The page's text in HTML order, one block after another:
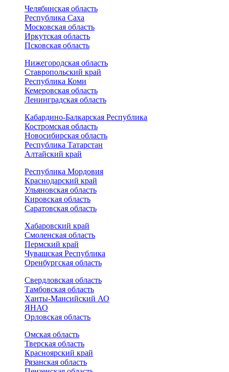
Челябинская область
Республика Саха
Московская область
Иркутская область
Псковская область
Нижегородская область
Ставропольский край
Республика Коми
Кемеровская область
Ленинградская область
Кабардино-Балкарская Республика
Костромская область
Новосибирская область
Республика Татарстан
Алтайский край
Республика Мордовия
Краснодарский край
Ульяновская область
Кировская область
Саратовская область
Хабаровский край
Смоленская область
Пермский край
Чувашская Республика
Оренбургская область
Свердловская область
Тамбовская область
Ханты-Мансийский АО
ЯНАО
Орловская область
Омская область
Тверская область
Красноярский край
Рязанская область